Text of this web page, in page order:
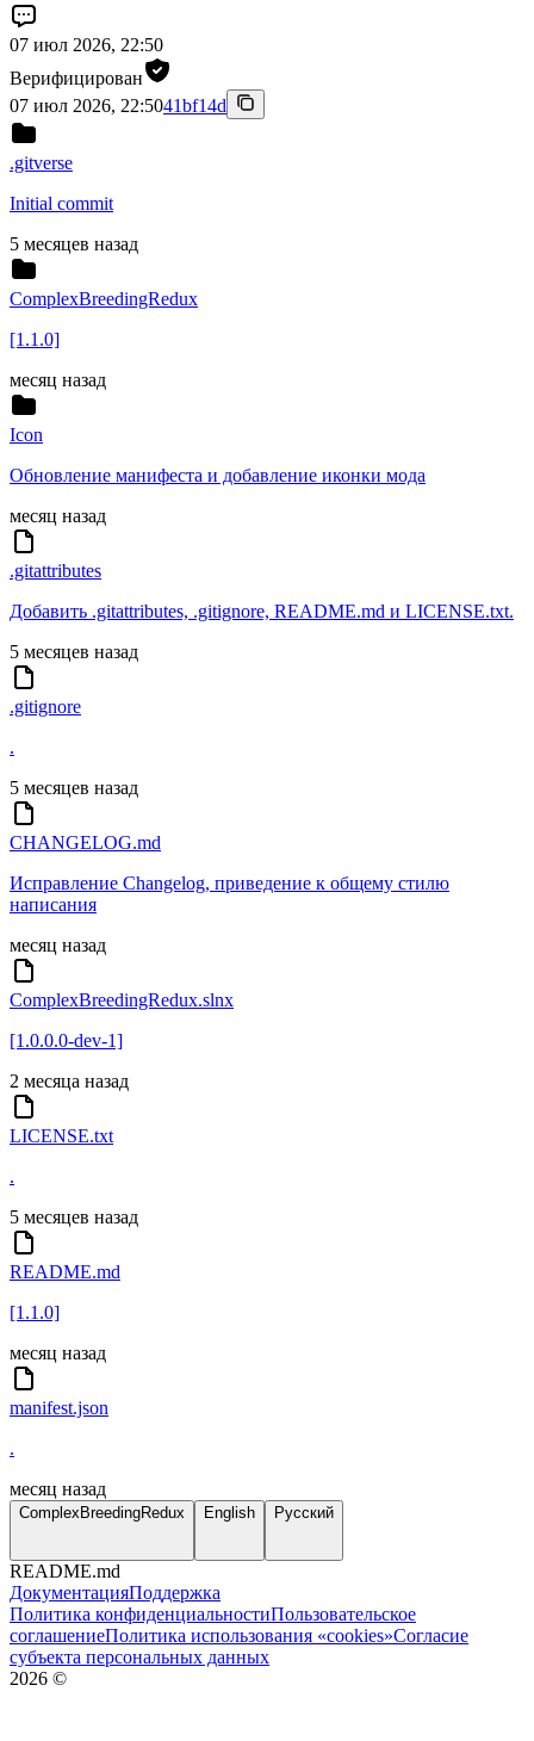
07 июл 2026, 22:50
Верифицирован
07 июл 2026, 22:5041bf14d
.gitverse
Initial commit
5 месяцев назад
ComplexBreedingRedux
[1.1.0]
месяц назад
Icon
Обновление манифеста и добавление иконки мода
месяц назад
.gitattributes
Добавить .gitattributes, .gitignore, README.md и LICENSE.txt.
5 месяцев назад
.gitignore
.
5 месяцев назад
CHANGELOG.md
Исправление Changelog, приведение к общему стилю
написания
месяц назад
ComplexBreedingRedux.slnx
[1.0.0.0-dev-1]
2 месяца назад
LICENSE.txt
.
5 месяцев назад
README.md
[1.1.0]
месяц назад
manifest.json
.
месяц назад
ComplexBreedingRedux English Русский
README.md
ДокументацияПоддержка
Политика конфиденциальностиПользовательское
соглашениеПолитика использования «cookies»Согласие
субъекта персональных данных
2026 ©